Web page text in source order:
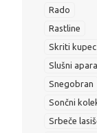
Rado
Rastline
Skriti kupec
Slušni
Snegobran
Sončni
Srbeče